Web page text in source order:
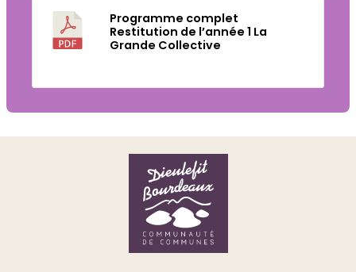
Programme complet
Restitution de l’année 1 La
Grande Collective